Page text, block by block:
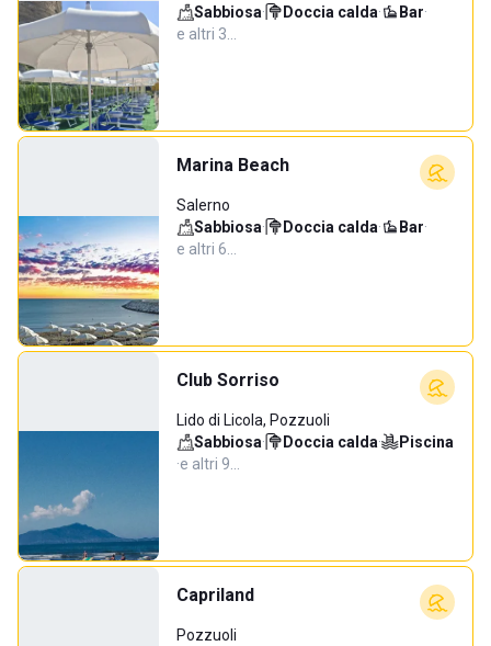
Sabbiosa· Doccia calda· Bar·
e altri 3…
Marina Beach
Salerno
Sabbiosa· Doccia calda· Bar·
e altri 6…
Club Sorriso
Lido di Licola, Pozzuoli
Sabbiosa· Doccia calda·
Piscina
·e altri 9…
Capriland
Pozzuoli